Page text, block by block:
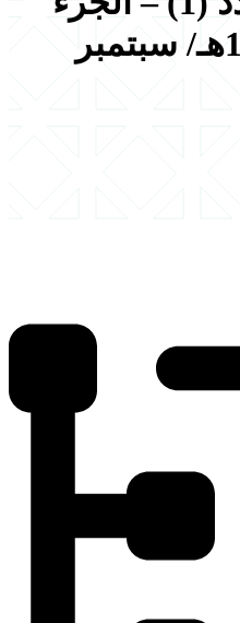
(02) – محرم 1441هـ/ سبتمبر